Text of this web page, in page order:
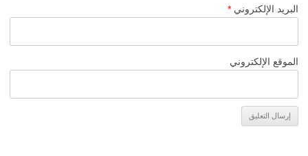
البريد الإلكتروني *
الموقع الإلكتروني